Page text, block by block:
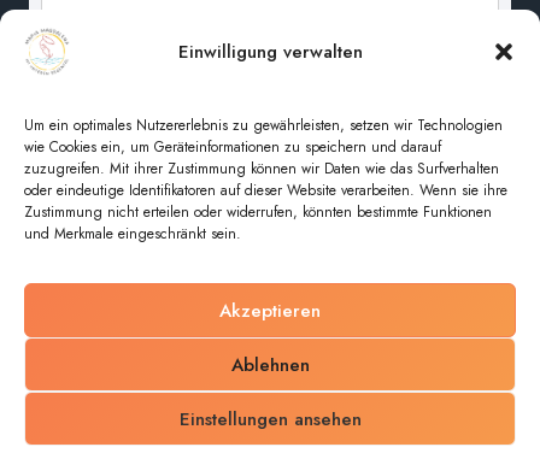
Einwilligung verwalten
Um ein optimales Nutzererlebnis zu gewährleisten, setzen wir Technologien
wie Cookies ein, um Geräteinformationen zu speichern und darauf
zuzugreifen. Mit ihrer Zustimmung können wir Daten wie das Surfverhalten
oder eindeutige Identifikatoren auf dieser Website verarbeiten. Wenn sie ihre
Zustimmung nicht erteilen oder widerrufen, könnten bestimmte Funktionen
und Merkmale eingeschränkt sein.
Akzeptieren
Ablehnen
Einstellungen ansehen
© 2026 Pfarreiengemeinschaft Maria Magdalena im
unteren Regental